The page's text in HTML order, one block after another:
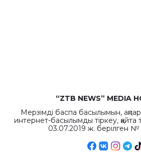
“ZTB NEWS” MEDIA
Мерзімді баспа басылымын,
интернет-басылымды тіркеу, қайта
03.07.2019 ж. берілген